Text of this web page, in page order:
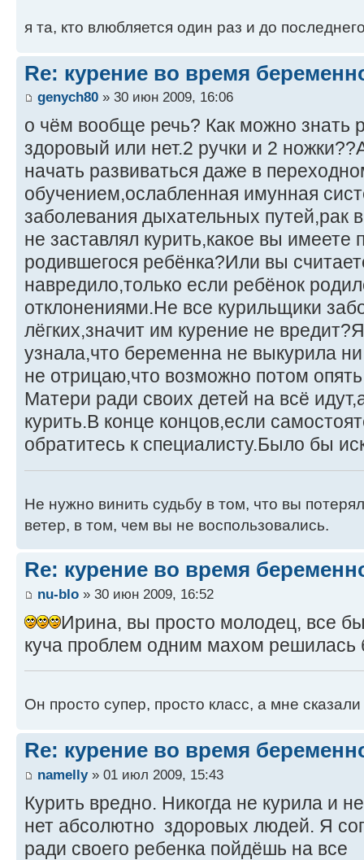
я та, кто влюбляется один раз и до
Re: курение во время
genych80 » 30 июн 2009, 16:06
о чём вообще речь? Как можно знать
здоровый или нет.2 ручки и 2
начать развиваться даже в
обучением,ослабленная имунная
заболевания дыхательных путей,рак
не заставлял курить,какое вы имеете
родившегося ребёнка?Или вы
навредило,только если ребёнок
отклонениями.Не все курильщики
лёгких,значит им курение не
узнала,что беременна не выкурила
не отрицаю,что возможно потом
Матери ради своих детей на всё
курить.В конце концов,если
обратитесь к специалисту.Было бы
Не нужно винить судьбу в том, что вы
ветер, в том, чем вы не воспользовались.
Re: курение во время
nu-blo » 30 июн 2009, 16:52
Ирина, вы просто молодец, все
куча проблем одним махом решилась
Он просто супер, просто класс, а мне сказали
Re: курение во время
namelly» 01 июл 2009, 15:43
Курить вредно. Никогда не курила и
нет абсолютно здоровых людей. Я
ради своего ребенка пойдёшь на все